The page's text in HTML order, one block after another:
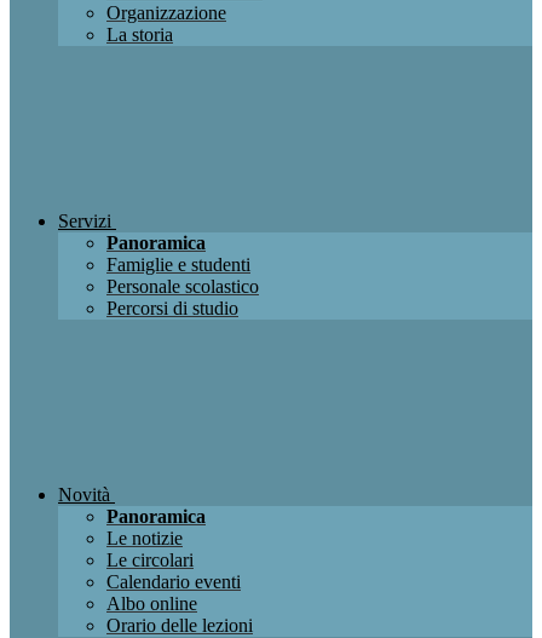
Organizzazione
La storia
Servizi
Panoramica
Famiglie e studenti
Personale scolastico
Percorsi di studio
Novità
Panoramica
Le notizie
Le circolari
Calendario eventi
Albo online
Orario delle lezioni